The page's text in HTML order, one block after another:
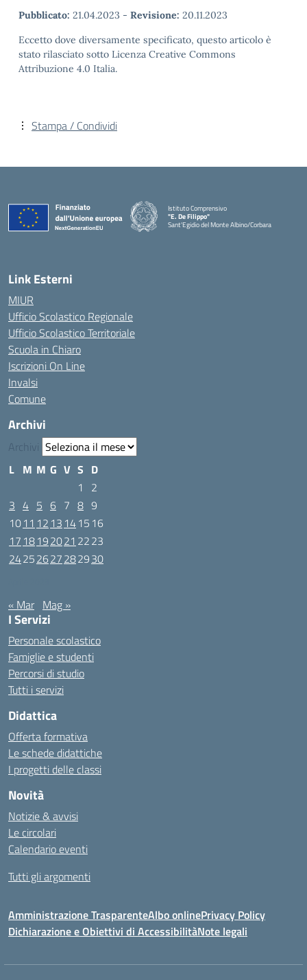
Pubblicato: 21.04.2023 - Revisione: 20.11.2023
Eccetto dove diversamente specificato, questo articolo è
stato rilasciato sotto Licenza Creative Commons
Attribuzione 4.0 Italia.
Stampa / Condividi
Istituto Comprensivo
"E. De Filippo"
Sant'Egidio del Monte Albino/Corbara
Link Esterni
MIUR
Ufficio Scolastico Regionale
Ufficio Scolastico Territoriale
Scuola in Chiaro
Iscrizioni On Line
Invalsi
Comune
Archivi
Archivi
L M M G V S D
1
2
3 4 5 6 7 8 9
1011 12 13 1415 16
17 18192021 2223
24252627282930
« Mar Mag »
I Servizi
Personale scolastico
Famiglie e studenti
Percorsi di studio
Tutti i servizi
Didattica
Offerta formativa
Le schede didattiche
I progetti delle classi
Novità
Notizie & avvisi
Le circolari
Calendario eventi
Tutti gli argomenti
Amministrazione TrasparenteAlbo onlinePrivacy Policy
Dichiarazione e Obiettivi di AccessibilitàNote legali